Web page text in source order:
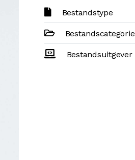
Bestandstype
Bestandscategorie
Bestandsuitgever